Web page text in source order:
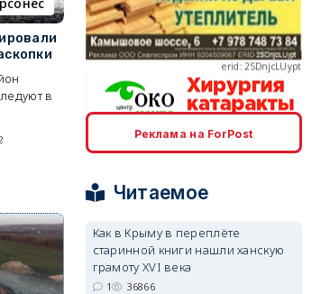
в
erid: 2SDnjcLUypt
erid: 2SDnjcrDNw6
Реклама на ForPost
Читаемое
Как в Крыму в переплёте
старинной книги нашли ханскую
грамоту XVI века
1 36866